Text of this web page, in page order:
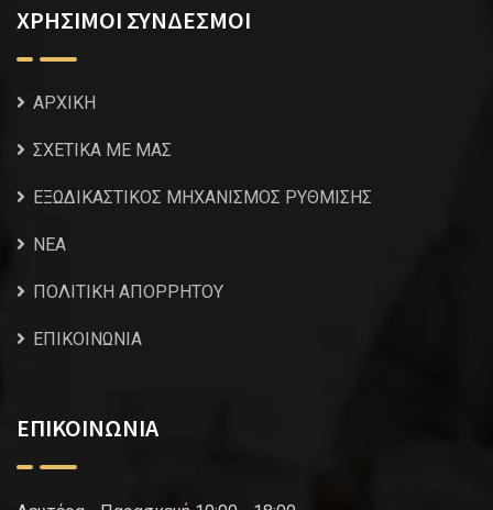
ΧΡΗΣΙΜΟΙ ΣΥΝΔΕΣΜΟΙ
ΑΡΧΙΚΗ
ΣΧΕΤΙΚΑ ΜΕ ΜΑΣ
ΕΞΩΔΙΚΑΣΤΙΚΟΣ ΜΗΧΑΝΙΣΜΟΣ ΡΥΘΜΙΣΗΣ
NEA
ΠΟΛΙΤΙΚΗ ΑΠΟΡΡΗΤΟΥ
ΕΠΙΚΟΙΝΩΝΙΑ
ΕΠΙΚΟΙΝΩΝΙΑ